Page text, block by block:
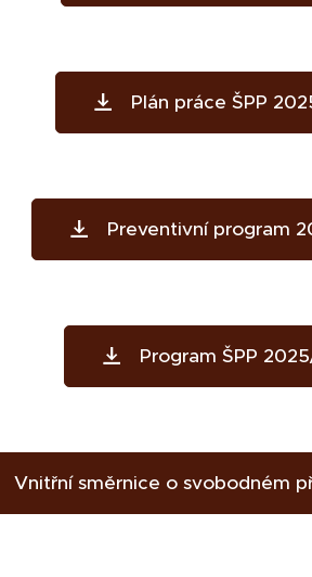
Plán práce ŠPP
Preventivní program
Program ŠPP
Vnitřní směrnice o svobodném